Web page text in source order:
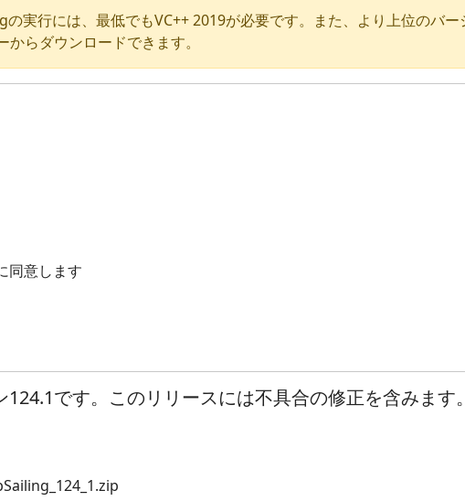
実行には、最低でもVC++ 2019が必要です。また、より上位のバー
らダウンロードできます。
同意します
です。このリリースには不具合の修正を含みます。